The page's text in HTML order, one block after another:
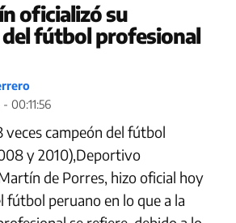
oficializó su
fútbol profesional
00:11:56
veces campeón del fútbol
y 2010),Deportivo
de Porres, hizo oficial hoy
fútbol peruano en lo que a la